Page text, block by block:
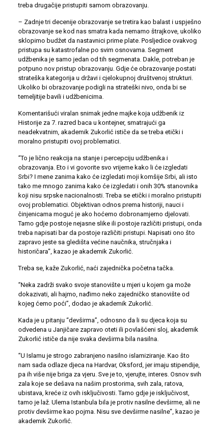
treba drugačije pristupiti samom obrazovanju.
– Zadnje tri decenije obrazovanje se tretira kao balast i uspješno
obrazovanje se kod nas smatra kada nemamo štrajkove, ukoliko
sklopimo budžet da nastavnici prime plate. Posljedice ovakvog
pristupa su katastrofalne po svim osnovama. Segment
udžbenika je samo jedan od tih segmenata. Dakle, potreban je
potpuno nov pristup obrazovanju. Gdje će obrazovanje postati
strateška kategorija u državi i cjelokupnoj društvenoj strukturi.
Ukoliko bi obrazovanje podigli na strateški nivo, onda bi se
temeljitije bavili i udžbenicima.
Komentarišući viralan snimak jedne majke koja udžbenik iz
Historije za 7. razred baca u kontejner, smatrajući ga
neadekvatnim, akademik Zukorlić ističe da se treba etički i
moralno pristupiti ovoj problematici.
“To je lično reakcija na stanje i percepciju udžbenika i
obrazovanja. Eto i vi govorite svo vrijeme kako li će izgledati
Srbi? I mene zanima kako će izgledati moji komšije Srbi, ali isto
tako me mnogo zanima kako će izgledati i onih 30% stanovnika
koji nisu srpske nacionalnosti. Treba se etički i moralno pristupiti
ovoj problematici. Objektivan odnos prema historiji, nauci i
činjenicama moguć je ako hoćemo dobronamjerno djelovati.
Tamo gdje postoje nejasne slike ili postoje različiti pristupi, onda
treba napisati bar da postoje različiti pristupi. Napisati ono što
zapravo jeste sa gledišta većine naučnika, stručnjaka i
historičara”, kazao je akademik Zukorlić.
Treba se, kaže Zukorlić, naći zajednička početna tačka.
“Neka zadrži svako svoje stanovište u mjeri u kojem ga može
dokazivati, ali hajmo, nađimo neko zajedničko stanovište od
kojeg ćemo poći”, dodao je akademik Zukorlić.
Kada je u pitanju “devširma”, odnosno da li su djeca koja su
odvedena u Janjičare zapravo oteti ili povlašćeni sloj, akademik
Zukorlić ističe da nije svaka devširma bila nasilna.
“U Islamu je strogo zabranjeno nasilno islamiziranje. Kao što
nam sada odlaze djeca na Hardvar, Oksford, jer imaju stipendije,
pa ih više nije briga za vjeru. Sve je to, vjerujte, interes. Osnov svih
zala koje se dešava na našim prostorima, svih zala, ratova,
ubistava, kreće iz ovih isključivosti. Tamo gdje je isključivost,
tamo je laž. Ulema Istanbula bila je protiv nasilne devširme, ali ne
protiv devširme kao pojma. Nisu sve devširme nasilne”, kazao je
akademik Zukorlić.